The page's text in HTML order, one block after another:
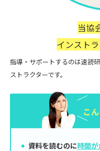
当協
インスト
指導・サポートするのは速読
ストラクターです。
こ
資料を読むのに時間